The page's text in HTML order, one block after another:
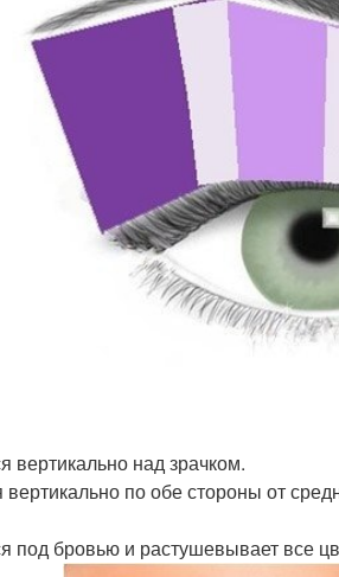
вертикально над зрачком.
по обе стороны от
под бровью и растушевывает все